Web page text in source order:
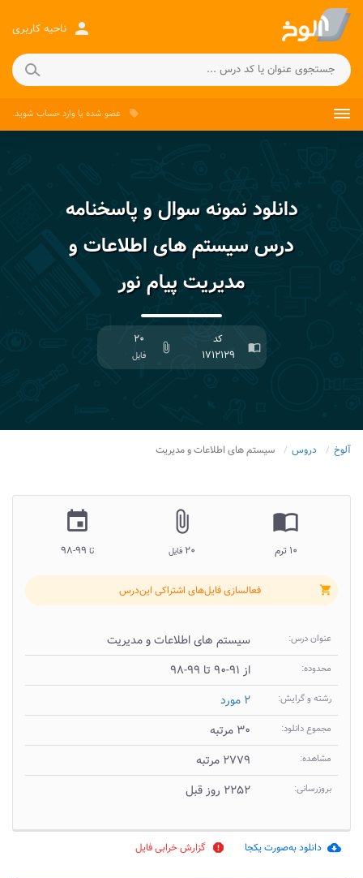
person ناحیه کاربری
local_offer عضو شده یاوارد حساب شوید.
دانلود نمونه سوال و پاسخنامه
درس سیستم های اطلاعات و
مدیریت پیام نور
import_contacts
کد
۱۷۱۲۱۲۹
attach_file
۲۰
فایل
آلوخ دروس سیستم های اطلاعات و مدیریت
import_contacts
۱۰ ترم
attach_file
۲۰ فایل
insert_invitation
تا
shopping_cart فعالسازی فایل‌های اشتراکی این‌درس
عنوان درس: سیستم های اطلاعات و مدیریت
محدوده: از ۹۱-۹۰ تا ۹۹-۹۸
رشته و گرایش: ۲ مورد
مجموع دانلود: ۳۰ مرتبه
مشاهده: ۲۷۷۹ مرتبه
بروزرسانی: ۲۲۵۲ روز قبل
cloud_download دانلود به‌صورت یکجا report گزارش خرابی فایل